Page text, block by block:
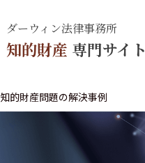
ダーウィン法律事務所
知的財産 専門サイト
知的財産問題の解決事例